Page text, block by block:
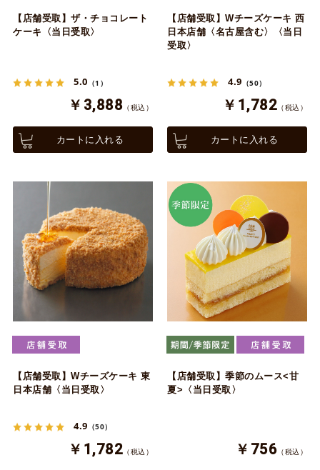
【店舗受取】ザ・チョコレート
ケーキ〈当日受取〉
5.0 （1）
￥3,888 （税込）
カートに入れる
【店舗受取】Wチーズケーキ 西
日本店舗〈名古屋含む〉〈当日
受取〉
4.9 （50）
￥1,782 （税込）
カートに入れる
【店舗受取】Wチーズケーキ 東
日本店舗〈当日受取〉
4.9 （50）
￥1,782 （税込）
【店舗受取】季節のムース<甘
夏>〈当日受取〉
￥756 （税込）